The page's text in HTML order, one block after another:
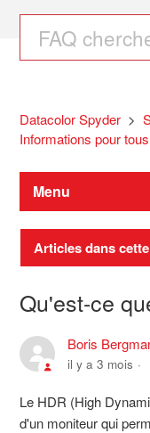
Datacolor Spyder
Informations pour
Menu
Articles dans
Qu'est-ce
Boris
il y a 3 mois
Le HDR (High
d'un moniteur qui